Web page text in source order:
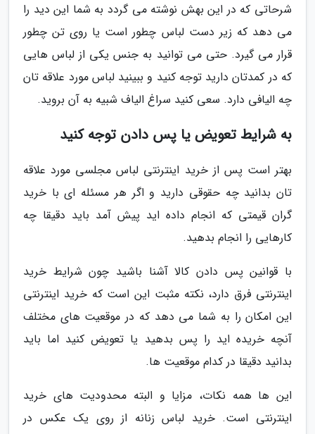
شرحاتی که در این بهش نوشته می گردد به شما این دید را
می دهد که زیر دست لباس چطور است یا روی تن چطور
قرار می گیرد. حتی می توانید به جنس یکی از لباس هایی
که در کمدتان دارید توجه کنید و ببینید لباس مورد علاقه تان
چه الیافی دارد. سعی کنید سراغ الیاف شبیه به آن بروید.
به شرایط تعویض یا پس دادن توجه کنید
بهتر است پس از خرید اینترنتی لباس مجلسی مورد علاقه
تان بدانید چه حقوقی دارید و اگر هر مسئله ای با خرید
گران قیمتی که انجام داده اید پیش آمد باید دقیقا چه
کارهایی را انجام بدهید.
با قوانین پس دادن کالا آشنا باشید چون شرایط خرید
اینترنتی فرق دارد، نکته مثبت این است که خرید اینترنتی
این امکان را به شما می دهد که در موقعیت های مختلف
آنچه خریده اید را پس بدهید یا تعویض کنید اما باید
بدانید دقیقا در کدام موقعیت ها.
این ها همه نکات، مزایا و البته محدودیت های خرید
اینترنتی است. خرید لباس زنانه از روی یک عکس در